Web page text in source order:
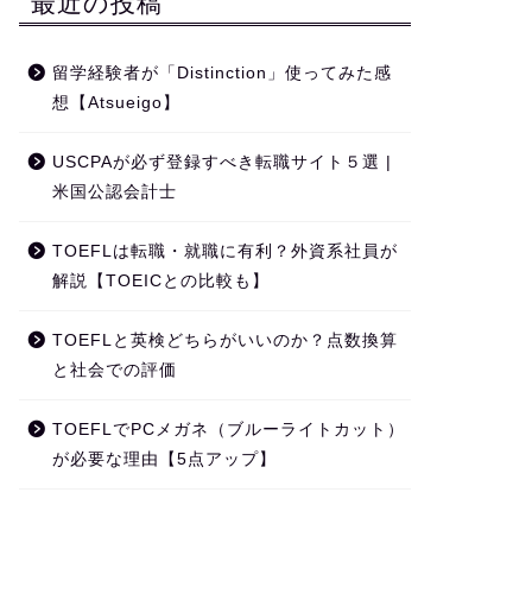
留学経験者が「Distinction」使ってみた感
想【Atsueigo】
USCPAが必ず登録すべき転職サイト５選 |
米国公認会計士
TOEFLは転職・就職に有利？外資系社員が
解説【TOEICとの比較も】
TOEFLと英検どちらがいいのか？点数換算
と社会での評価
TOEFLでPCメガネ（ブルーライトカット）
が必要な理由【5点アップ】